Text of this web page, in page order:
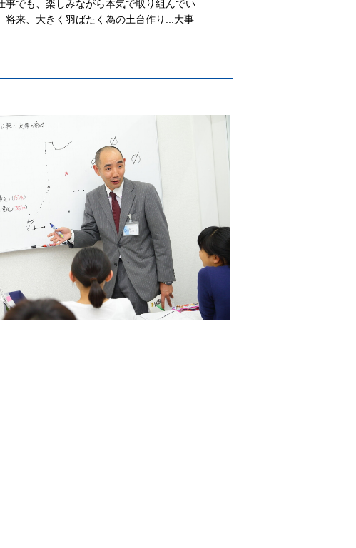
でも、楽しみながら本気で取り組んでい
来、大きく羽ばたく為の土台作り...大事